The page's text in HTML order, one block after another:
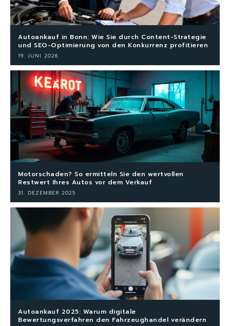
Autoankauf in Bonn: Wie Sie durch Content-Strategie
und SEO-Optimierung von den Konkurrenz profitieren
19. JUNI 2026
Motorschaden? So ermitteln Sie den wertvollen
Restwert Ihres Autos vor dem Verkauf
31. DEZEMBER 2025
Autoankauf 2025: Warum digitale
Bewertungsverfahren den Fahrzeughandel verändern